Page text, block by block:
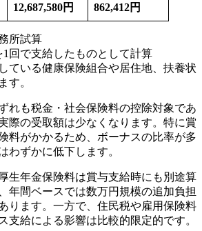
12,687,580円 862,412円
所試算
回で支給したものとして計算
ている健康保険組合や居住地、扶養状
す。
れも税金・社会保険料の控除対象であ
際の受取額は少なくなります。特に賞
料がかかるため、ボーナスの比率が多
わずかに低下します。
生年金保険料は賞与支給時にも別途算
年間ベースでは数万円規模の追加負担
ります。一方で、住民税や雇用保険料
支給による影響は比較的限定的です。